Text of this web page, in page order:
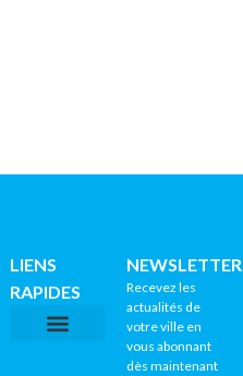
LIENS
RAPIDES
Recevez les
actualités de
votre ville en
vous abonnant
dès maintenant